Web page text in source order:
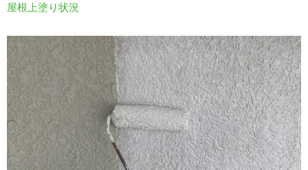
屋根上塗り状況